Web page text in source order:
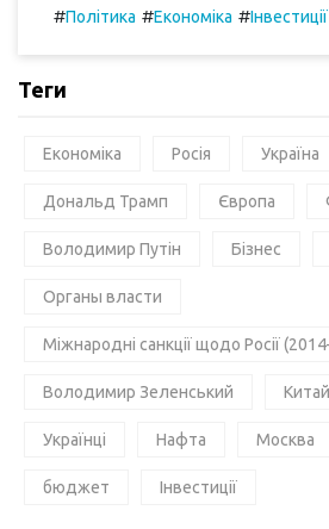
#Політика #Економіка #Інвестиції
Теги
Економіка Росія Україна
Дональд Трамп Європа
Володимир Путін Бізнес
Органы власти
Міжнародні санкції щодо Росії
Володимир Зеленський
Українці Нафта Москва
бюджет Інвестиції